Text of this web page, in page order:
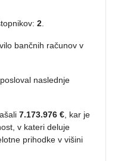
2
bančnih računov v
naslednje
7.173.976 € , kar je
v kateri deluje
prihodke v višini